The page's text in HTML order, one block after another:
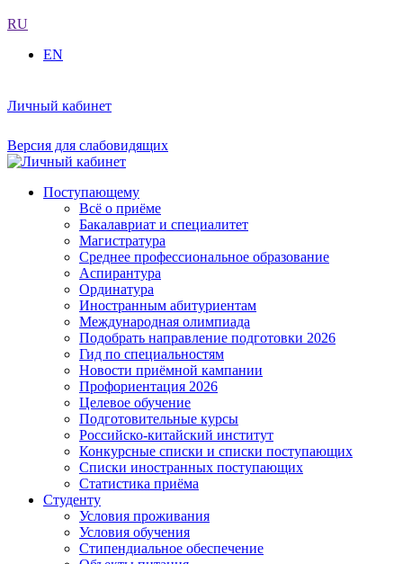
RU
EN
Личный кабинет
Версия для слабовидящих
Поступающему
Всё о приёме
Бакалавриат и специалитет
Магистратура
Среднее профессиональное образование
Аспирантура
Ординатура
Иностранным абитуриентам
Международная олимпиада
Подобрать направление подготовки 2026
Гид по специальностям
Новости приёмной кампании
Профориентация 2026
Целевое обучение
Подготовительные курсы
Российско-китайский институт
Конкурсные списки и списки поступающих
Списки иностранных поступающих
Статистика приёма
Студенту
Условия проживания
Условия обучения
Стипендиальное обеспечение